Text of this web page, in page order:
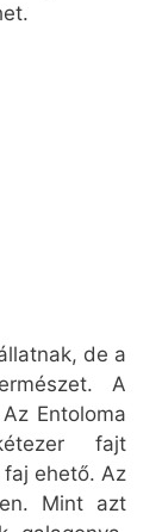
de a
A
Entoloma
fajt
ehető. Az
Mint azt